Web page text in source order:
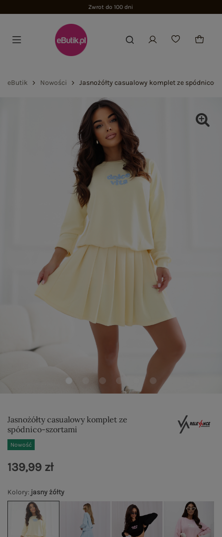
Zwrot do 100 dni
eButik Nowości Jasnożółty casualowy komplet ze spódnico-
Jasnożółty casualowy komplet ze
spódnico-szortami
Nowość
Kolory: jasny żółty
139,99 zł